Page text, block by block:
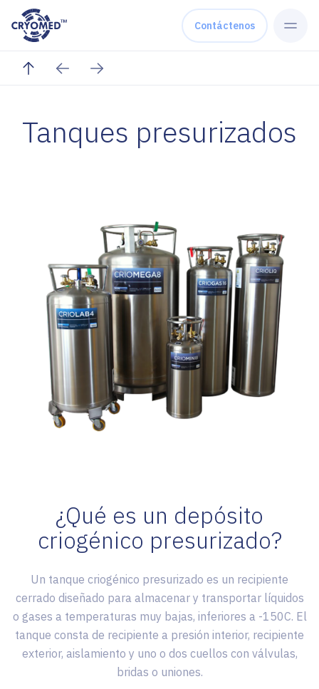
Skip to content
Contáctenos
Tanques presurizados
¿Qué es un depósito
criogénico presurizado?
Un tanque criogénico presurizado es un recipiente
cerrado diseñado para almacenar y transportar líquidos
o gases a temperaturas muy bajas, inferiores a -150C. El
tanque consta de recipiente a presión interior, recipiente
exterior, aislamiento y uno o dos cuellos con válvulas,
bridas o uniones.